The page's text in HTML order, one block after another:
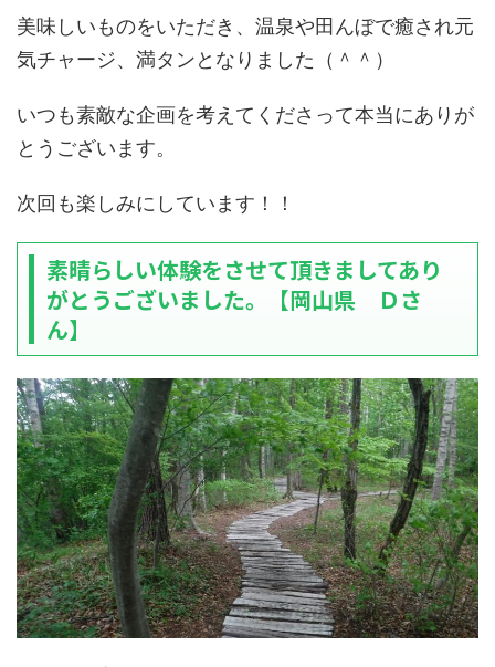
美味しいものをいただき、温泉や田んぼで癒され元
気チャージ、満タンとなりました（＾＾）
いつも素敵な企画を考えてくださって本当にありが
とうございます。
次回も楽しみにしています！！
素晴らしい体験をさせて頂きましてあり
がとうございました。【岡山県 Ｄさ
ん】